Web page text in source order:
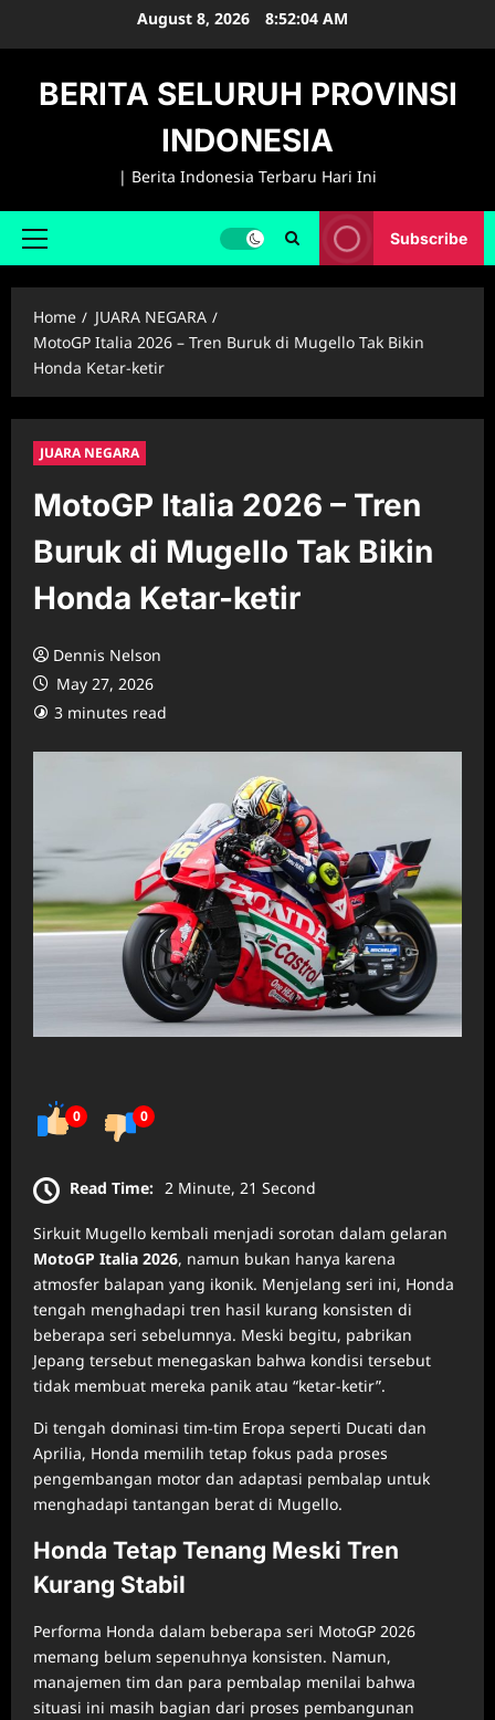
August 8, 2026 8:52:05 AM
BERITA SELURUH PROVINSI
INDONESIA
| Berita Indonesia Terbaru Hari Ini
Primary
Subscribe
Home
JUARA NEGARA
MotoGP Italia 2026 – Tren Buruk di Mugello Tak Bikin
Honda Ketar-ketir
JUARA NEGARA
MotoGP Italia 2026 – Tren
Buruk di Mugello Tak Bikin
Honda Ketar-ketir
Dennis Nelson
May 27, 2026
3 minutes read
0 0
Read Time: 2 Minute, 21 Second
Sirkuit Mugello kembali menjadi sorotan dalam gelaran
MotoGP Italia 2026, namun bukan hanya karena
atmosfer balapan yang ikonik. Menjelang seri ini, Honda
tengah menghadapi tren hasil kurang konsisten di
beberapa seri sebelumnya. Meski begitu, pabrikan
Jepang tersebut menegaskan bahwa kondisi tersebut
tidak membuat mereka panik atau “ketar-ketir”.
Di tengah dominasi tim-tim Eropa seperti Ducati dan
Aprilia, Honda memilih tetap fokus pada proses
pengembangan motor dan adaptasi pembalap untuk
menghadapi tantangan berat di Mugello.
Honda Tetap Tenang Meski Tren
Kurang Stabil
Performa Honda dalam beberapa seri MotoGP 2026
memang belum sepenuhnya konsisten. Namun,
manajemen tim dan para pembalap menilai bahwa
situasi ini masih bagian dari proses pembangunan